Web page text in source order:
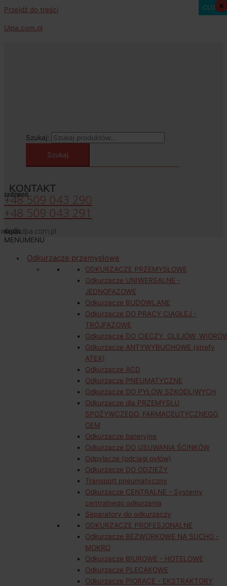
Przejdź do treści
Ulpa.com.pl
Szukaj:
Szukaj
KONTAKT
zadzwoń
+48 509 043 290
+48 509 043 291
napisz
info@ulpa.com.pl
MENUMENU
Odkurzacze przemysłowe
ODKURZACZE PRZEMYSŁOWE
Odkurzacze UNIWERSALNE -
JEDNOFAZOWE
Odkurzacze BUDOWLANE
Odkurzacze DO PRACY CIĄGŁEJ -
TRÓJFAZOWE
Odkurzacze DO CIECZY, OLEJÓW,
Odkurzacze ANTYWYBUCHOWE (strefy
ATEX)
Odkurzacze ACD
Odkurzacze PNEUMATYCZNE
Odkurzacze DO PYŁÓW SZKODLIWYCH
Odkurzacze dla PRZEMYSŁU
SPOŻYWCZEGO, FARMACEUTYCZNEGO,
OEM
Odkurzacze bateryjne
Odkurzacze DO USUWANIA ŚCINKÓW
Odpylacze (odciągi pyłów)
Odkurzacze DO ODZIEŻY
Transport pneumatyczny
Odkurzacze CENTRALNE - Systemy
centralnego odkurzania
Separatory do odkurzaczy
ODKURZACZE PROFESJONALNE
Odkurzacze BEZWORKOWE NA SUCHO -
MOKRO
Odkurzacze BIUROWE - HOTELOWE
Odkurzacze PLECAKOWE
Odkurzacze PIORĄCE - EKSTRAKTORY
CLOSE
×
×